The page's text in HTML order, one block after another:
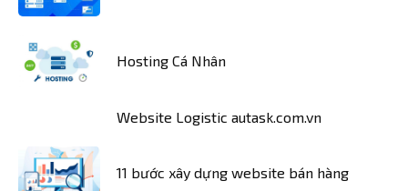
Hosting Cá Nhân
Website Logistic autask.com.vn
11 bước xây dựng website bán hàng